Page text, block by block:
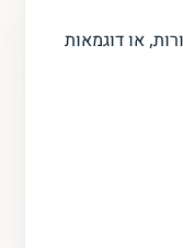
או דוגמאות